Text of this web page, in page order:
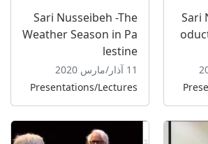
Sari
Sari Nusseibeh -The
Weather Season in Pa
lestine
11 آذار/مارس 2020
Presentations/Lectures